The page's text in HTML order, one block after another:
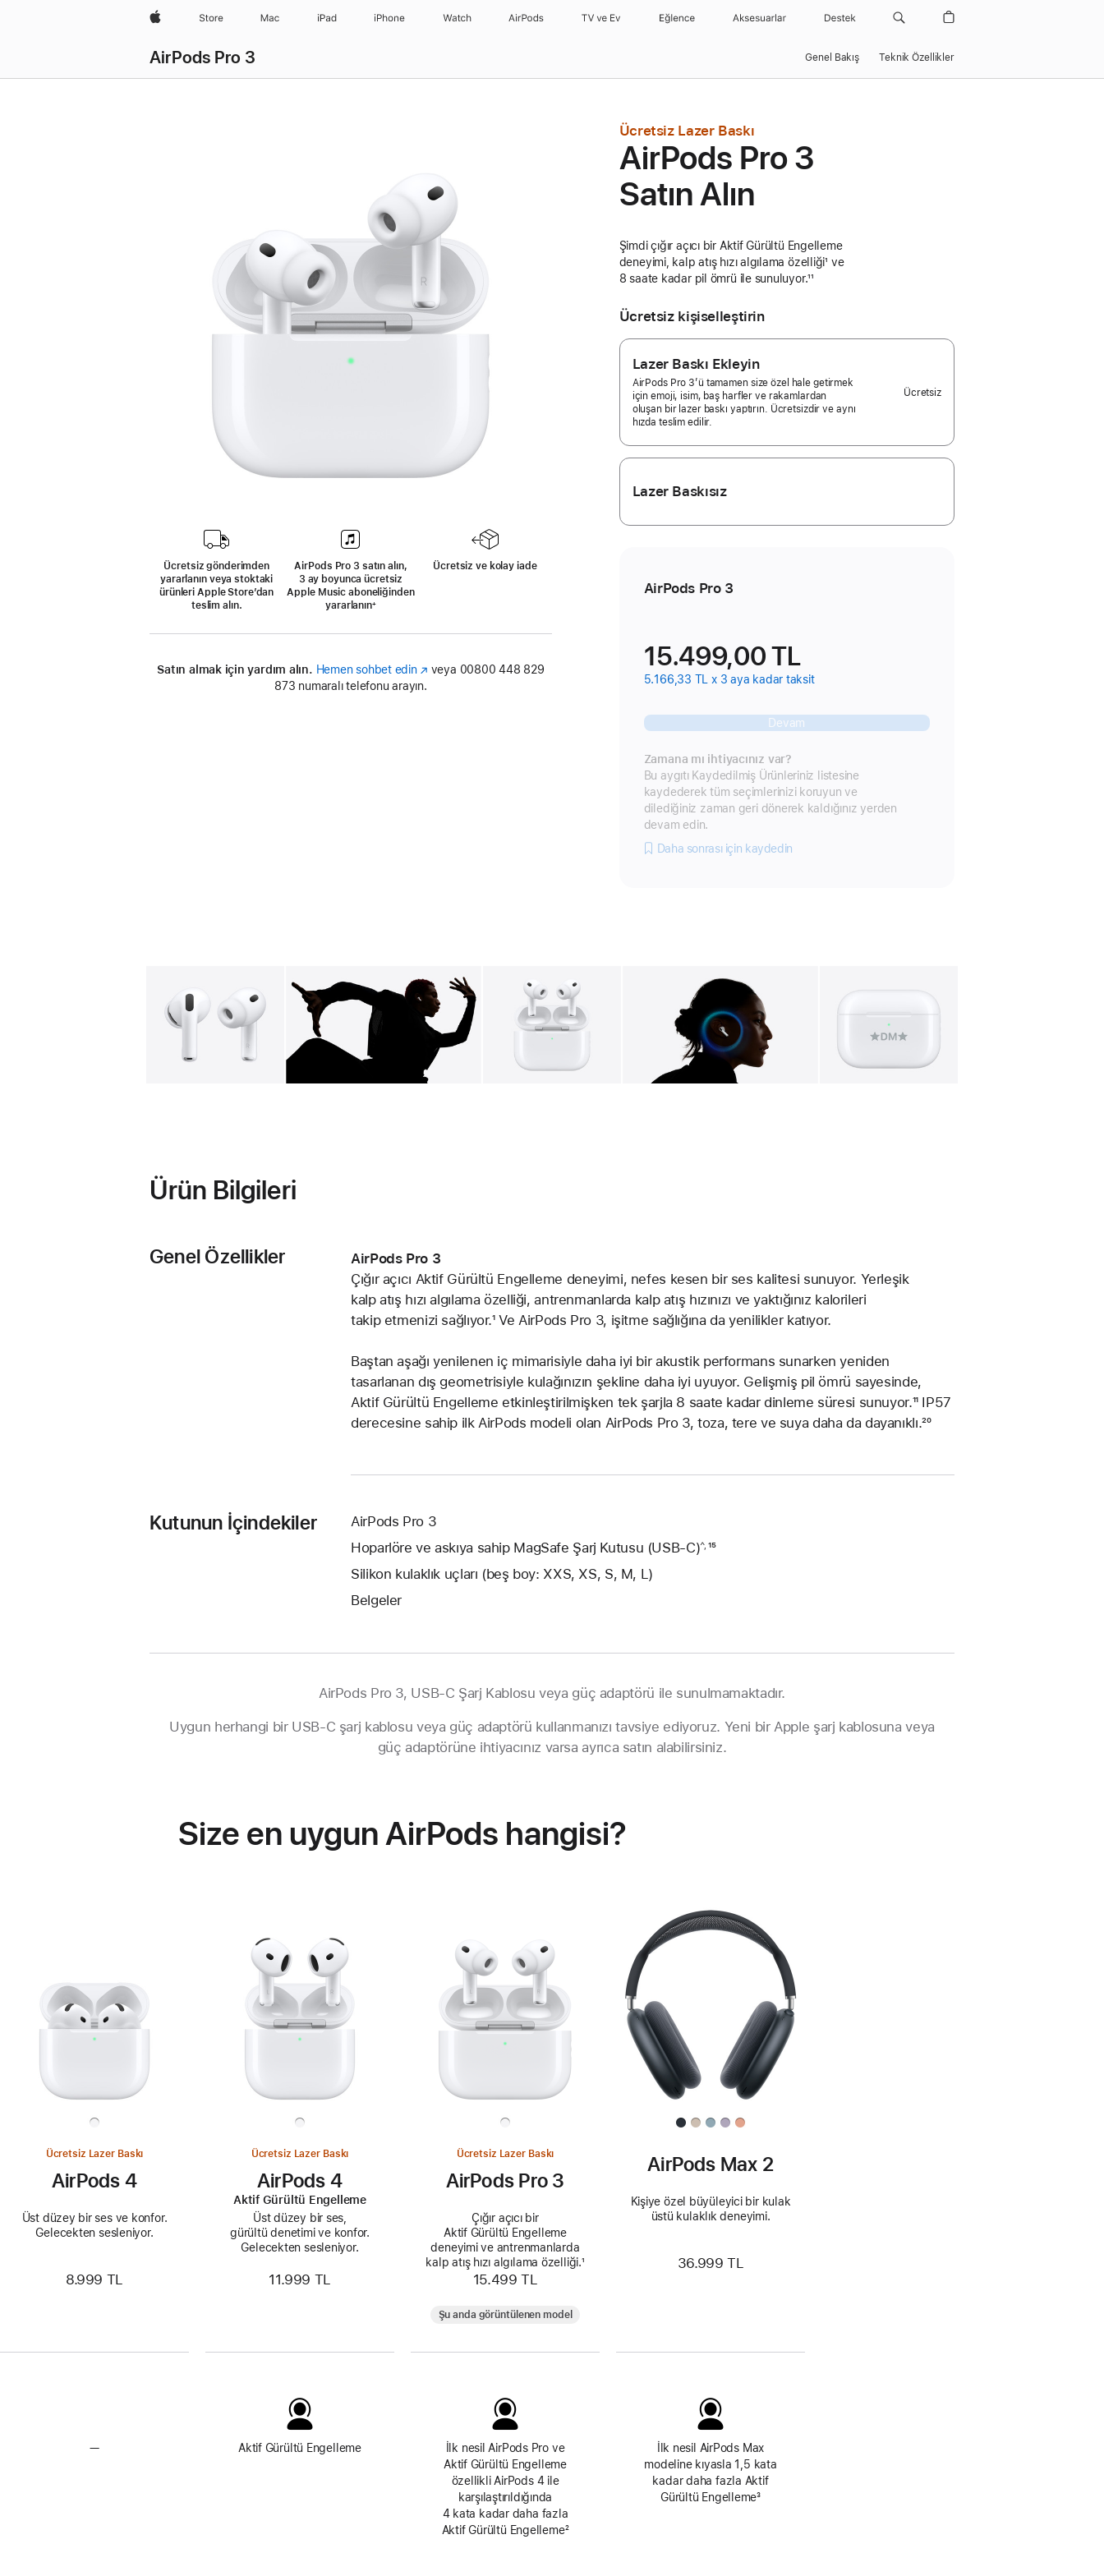
wzlhp Store Mac iPad iPhone Watch AirPods TV ve Ev Eğlence Aksesuarlar Destek
AirPods Pro 3 Genel Bakış Teknik Özellikler
Ücretsiz gönderimden
yararlanın veya stoktaki
ürünleri Apple Store’dan
teslim alın.
AirPods Pro 3 satın alın,
3 ay boyunca ücretsiz
Apple Music aboneliğinden
yararlanınDipnot
+
Ücretsiz ve kolay iade
Satın almak için yardım alın. Hemen sohbet edin (Yeni
pencerede
veya 00800 448 829
873 numaralı telefonu arayın.
Ücretsiz Lazer Baskı
AirPods Pro 3
Satın Alın
Şimdi çığır açıcı bir Aktif Gürültü Engelleme
deneyimi, kalp atış hızı algılama özelliğiDipnot
¹ ve
8 saate kadar pil ömrü ile sunuluyor.Dipnot
¹¹
Ücretsiz kişiselleştirin
Lazer Baskı Ekleyin
AirPods Pro 3’ü tamamen size özel hale getirmek
için emoji, isim, baş harfler ve rakamlardan
oluşan bir lazer baskı yaptırın. Ücretsizdir ve aynı
hızda teslim edilir.
Ücretsiz
Lazer Baskısız
AirPods Pro 3
15.499,00 TL
5.166,33 TL x 3 aya kadar taksit
Devam
Zamana mı ihtiyacınız var?
Bu aygıtı Kaydedilmiş Ürünleriniz listesine
kaydederek tüm seçimlerinizi koruyun ve
dilediğiniz zaman geri dönerek kaldığınız yerden
devam edin.
Daha sonrası için kaydedin
Resim 2 Galeri Galeri Resim Galeri
Ürün Bilgileri
Genel Özellikler
AirPods Pro 3
Çığır açıcı Aktif Gürültü Engelleme deneyimi, nefes kesen bir ses kalitesi sunuyor. Yerleşik
kalp atış hızı algılama özelliği, antrenmanlarda kalp atış hızınızı ve yaktığınız kalorileri
takip etmenizi sağlıyor.Dipnot
¹ Ve AirPods Pro 3, işitme sağlığına da yenilikler katıyor.
Baştan aşağı yenilenen iç mimarisiyle daha iyi bir akustik performans sunarken yeniden
tasarlanan dış geometrisiyle kulağınızın şekline daha iyi uyuyor. Gelişmiş pil ömrü sayesinde,
Aktif Gürültü Engelleme etkinleştirilmişken tek şarjla 8 saate kadar dinleme süresi sunuyor.Dipnot
¹¹ IP57
derecesine sahip ilk AirPods modeli olan AirPods Pro 3, toza, tere ve suya daha da dayanıklı.Dipnot
²⁰
Kutunun İçindekiler
AirPods Pro 3
Hoparlöre ve askıya sahip MagSafe Şarj Kutusu (USB-C)Dipnot
^,¹⁵
Silikon kulaklık uçları (beş boy: XXS, XS, S, M, L)
Belgeler
AirPods Pro 3, USB-C Şarj Kablosu veya güç adaptörü ile sunulmamaktadır.
Uygun herhangi bir USB-C şarj kablosu veya güç adaptörü kullanmanızı tavsiye ediyoruz. Yeni bir Apple şarj kablosuna veya
güç adaptörüne ihtiyacınız varsa ayrıca satın alabilirsiniz.
Size en uygun AirPods hangisi?
Ücretsiz Lazer Baskı
AirPods 4
Üst düzey bir ses ve konfor.
Gelecekten sesleniyor.
8.999 TL
—Aktif Gürültü Engelleme Özelliği Yok
Ücretsiz Lazer Baskı
AirPods 4
Aktif Gürültü Engelleme
Üst düzey bir ses,
gürültü denetimi ve konfor.
Gelecekten sesleniyor.
11.999 TL
Aktif Gürültü Engelleme
Ücretsiz Lazer Baskı
AirPods Pro 3
Çığır açıcı bir
Aktif Gürültü Engelleme
deneyimi ve antrenmanlarda
kalp atış hızı algılama özelliği.Dipnot
¹
15.499 TL
Şu anda görüntülenen model
İlk nesil AirPods Pro ve
Aktif Gürültü Engelleme
özellikli AirPods 4 ile
karşılaştırıldığında
4 kata kadar daha fazla
Aktif Gürültü EngellemeDipnot
²
AirPods Max 2
Kişiye özel büyüleyici bir kulak
üstü kulaklık deneyimi.
36.999 TL
İlk nesil AirPods Max
modeline kıyasla 1,5 kata
kadar daha fazla Aktif
Gürültü EngellemeDipnot
³